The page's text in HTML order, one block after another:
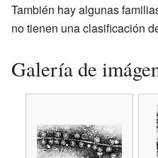
También hay algunas
no tienen una clasificación
Galería de